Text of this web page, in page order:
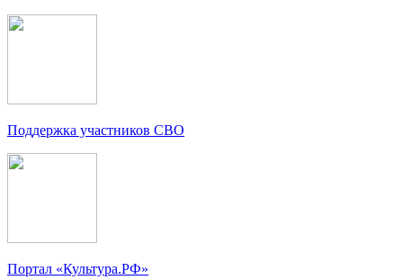
Поддержка участников СВО
Портал «Культура.РФ»